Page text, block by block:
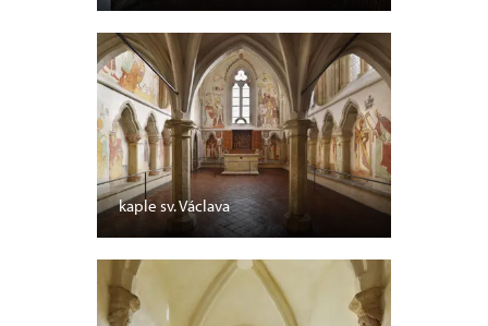
kaple sv. Václava